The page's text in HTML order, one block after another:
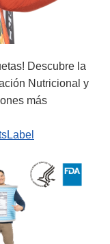
Descubre la
Nutricional y
más